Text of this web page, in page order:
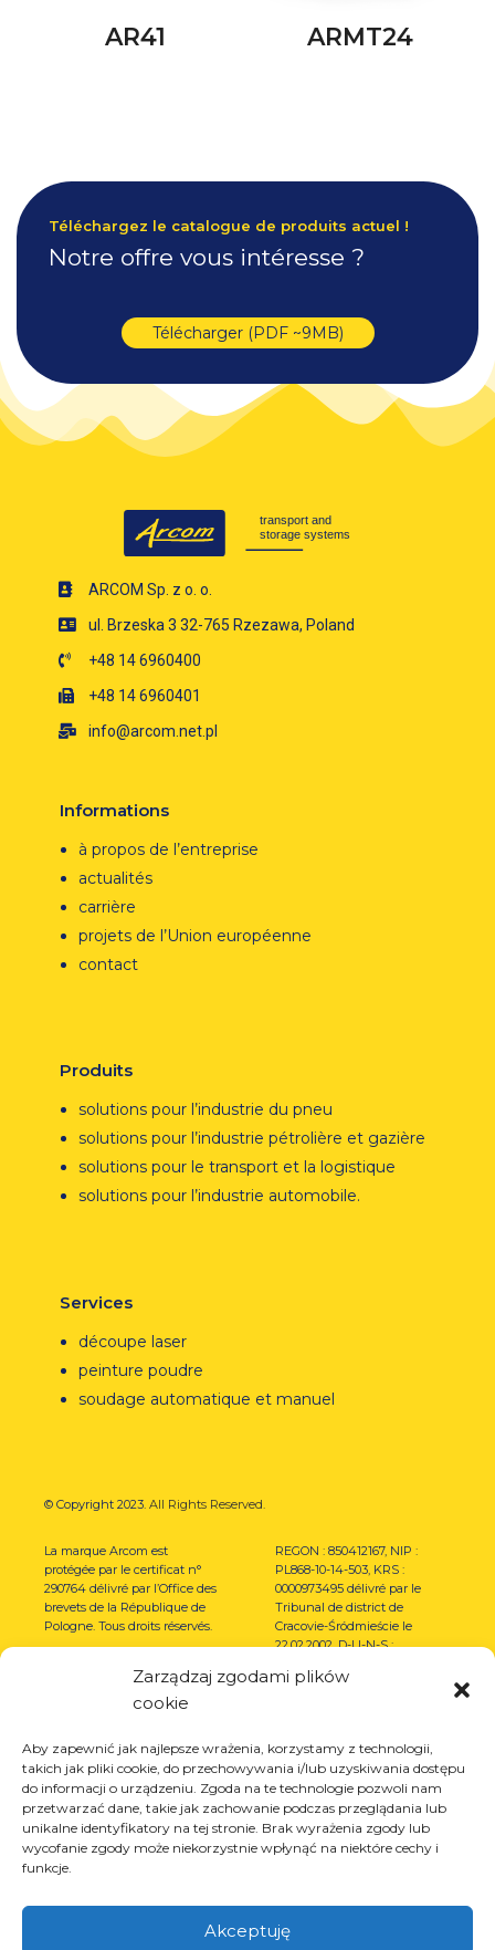
Zarządzaj zgodami plików
cookie
Aby zapewnić jak najlepsze wrażenia, korzystamy z technologii,
takich jak pliki cookie, do przechowywania i/lub uzyskiwania dostępu
do informacji o urządzeniu. Zgoda na te technologie pozwoli nam
przetwarzać dane, takie jak zachowanie podczas przeglądania lub
unikalne identyfikatory na tej stronie. Brak wyrażenia zgody lub
wycofanie zgody może niekorzystnie wpłynąć na niektóre cechy i
funkcje.
Akceptuję
AR41 ARMT24
Téléchargez le catalogue de produits actuel !
Notre offre vous intéresse ?
Télécharger (PDF ~9MB)
ARCOM Sp. z o. o.
ul. Brzeska 3 32-765 Rzezawa, Poland
+48 14 6960400
+48 14 6960401
info@arcom.net.pl
Informations
à propos de l’entreprise
actualités
carrière
projets de l’Union européenne
contact
Produits
solutions pour l’industrie du pneu
solutions pour l’industrie pétrolière et gazière
solutions pour le transport et la logistique
solutions pour l’industrie automobile.
Services
découpe laser
peinture poudre
soudage automatique et manuel
© Copyright 2023. All Rights Reserved.
La marque Arcom est
protégée par le certificat n°
290764 délivré par l’Office des
brevets de la République de
Pologne. Tous droits réservés.
REGON : 850412167, NIP :
PL868-10-14-503, KRS :
0000973495 délivré par le
Tribunal de district de
Cracovie-Śródmieście le
22.02.2002. D-U-N-S :